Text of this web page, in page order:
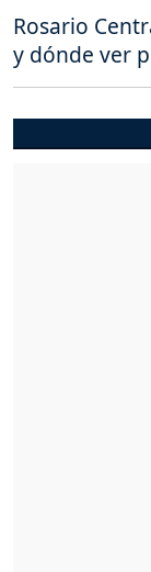
Rosario
y dónde ver